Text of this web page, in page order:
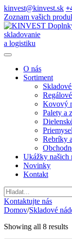
kinvest@kinvest.sk
Zoznam vašich
skladovanie
a logistiku
O nás
Sortiment
Kovový
Palety a
Rebríky
Ukážky našich
Novinky
Kontakt
Vyhladavanie
Kontaktujte nás
Domov/Skladové
Showing all 8 results